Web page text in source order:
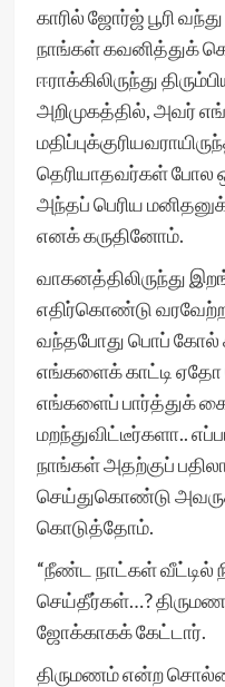
காரில் ஜோர்ஜ் பூரி
நாங்கள் கவனித்துக்
ஈராக்கிலிருந்து
அறிமுகத்தில், அவர்
தெரியாதவர்கள் போல
அந்தப் பெரிய
எனக் கருதினோம்.
வாகனத்திலிருந்து
எதிர்கொண்டு
வந்தபோது பொப் கோல்
எங்களைக் காட்டி ஏதோ
எங்களைப் பார்த்துக்
மறந்துவிட்டீர்களா..
நாங்கள் அதற்குப்
செய்துகொண்டு
கொடுத்தோம்.
“நீண்ட நாட்கள் வீட்டில்
செய்தீர்கள்…?
ஜோக்காகக் கேட்டார்.
திருமணம் என்ற